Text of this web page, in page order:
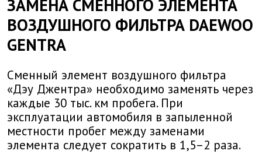
ЗАМЕНА СМЕННОГО ЭЛЕМЕНТА
ВОЗДУШНОГО ФИЛЬТРА DAEWOO
GENTRA
Сменный элемент воздушного фильтра
«Дэу Джентра» необходимо заменять через
каждые 30 тыс. км пробега. При
эксплуатации автомобиля в запыленной
местности пробег между заменами
элемента следует сократить в 1,5–2 раза.